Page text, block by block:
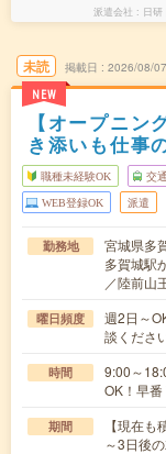
派遣会社 日
未読
NEW
掲載日 2026/08/07
【オープニン
き添いも仕事
職種未経験OK 交
WEB登録OK 派遣
勤務地
宮城県多
多賀城駅
／陸前山
曜日頻度
週2日～
談くださ
時間
9:00～
OK！早
期間
【現在
～3日後